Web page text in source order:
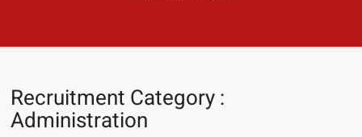
Recruitment Category :
Administration